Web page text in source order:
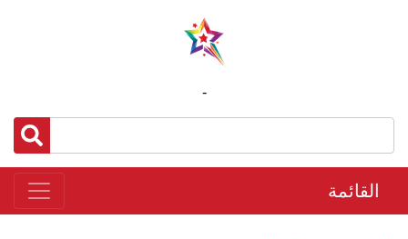
-
القائمة